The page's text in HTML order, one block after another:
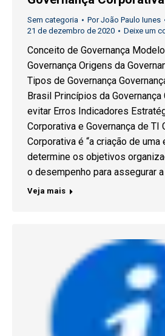
Sem categoria PorJoão Paulo Iunes
21 de dezembro de 2020
Deixe um
Conceito de Governança
Governança Origens da
Tipos de Governança
Brasil Princípios da Governança
evitar Erros Indicadores
Corporativa e Governança de TI
Corporativa é “a criação de uma
determine os objetivos
o desempenho para assegurar
Veja mais